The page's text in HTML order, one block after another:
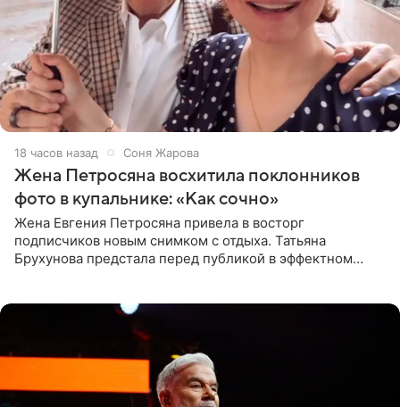
18 часов назад Соня Жарова
Жена Петросяна восхитила поклонников
фото в купальнике: «Как сочно»
Жена Евгения Петросяна привела в восторг
подписчиков новым снимком с отдыха. Татьяна
Брухунова предстала перед публикой в эффектном